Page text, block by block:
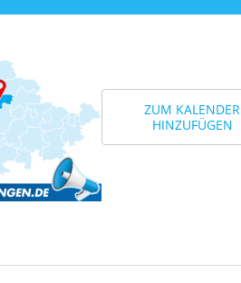
ZUM KALENDER
HINZUFÜGEN